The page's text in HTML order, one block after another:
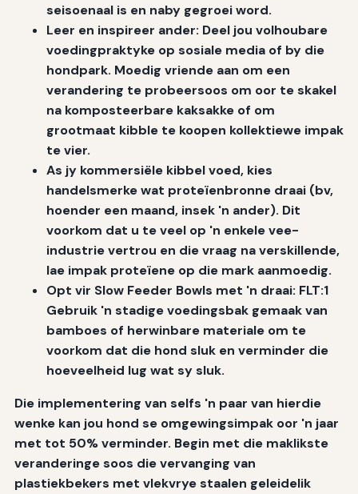
seisoenaal is en naby gegroei word.
Leer en inspireer ander: Deel jou volhoubare
voedingpraktyke op sosiale media of by die
hondpark. Moedig vriende aan om een
verandering te probeersoos om oor te skakel
na komposteerbare kaksakke of om
grootmaat kibble te koopen kollektiewe impak
te vier.
As jy kommersiële kibbel voed, kies
handelsmerke wat proteïenbronne draai (bv,
hoender een maand, insek 'n ander). Dit
voorkom dat u te veel op 'n enkele vee-
industrie vertrou en die vraag na verskillende,
lae impak proteïene op die mark aanmoedig.
Opt vir Slow Feeder Bowls met 'n draai: FLT:1
Gebruik 'n stadige voedingsbak gemaak van
bamboes of herwinbare materiale om te
voorkom dat die hond sluk en verminder die
hoeveelheid lug wat sy sluk.
Die implementering van selfs 'n paar van hierdie
wenke kan jou hond se omgewingsimpak oor 'n jaar
met tot 50% verminder. Begin met die maklikste
veranderinge soos die vervanging van
plastiekbekers met vlekvrye staalen geleidelik